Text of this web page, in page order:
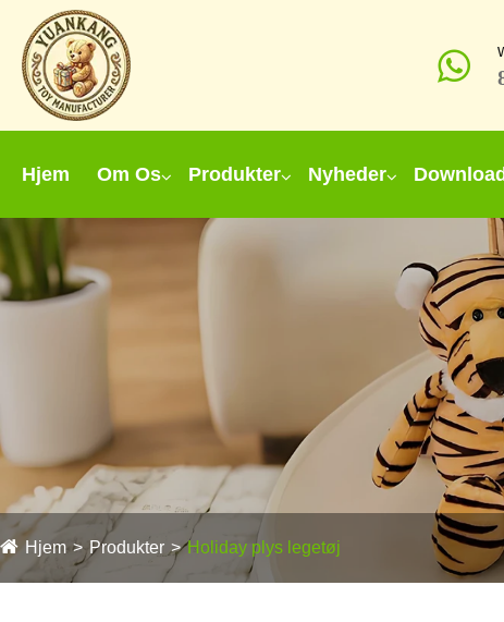
Hjem Om Os Produkter Nyheder Download
Hjem Produkter Holiday plys legetøj